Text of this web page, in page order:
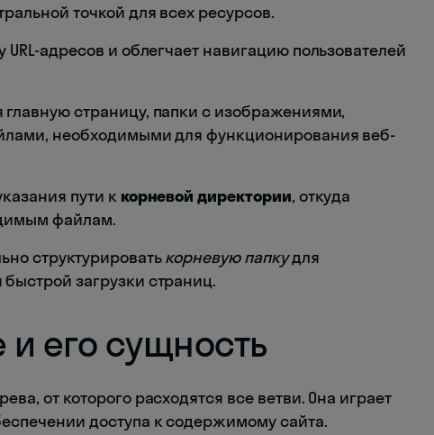
точкой для всех ресурсов.
URL-адресов и облегчает навигацию пользователей
страницу, папки с изображениями,
необходимыми для функционирования веб-
пути к корневой директории, откуда
файлам.
структурироватькорневую папкудля
загрузки страниц.
его сущность
от которого расходятся все ветви. Она играет
доступа к содержимому сайта.